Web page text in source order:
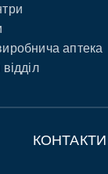
аптека
КОНТАКТИ